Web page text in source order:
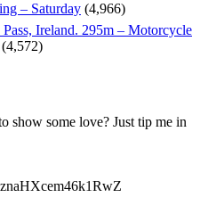
– Saturday (4,966)
Ireland. 295m – Motorcycle
(4,572)
show some love? Just tip me in